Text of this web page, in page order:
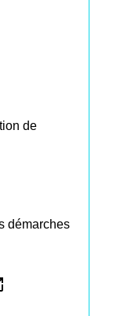
de
démarches